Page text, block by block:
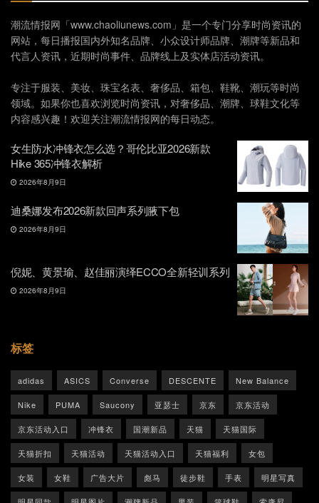
潮流情报网「www.chaoliunews.com」是一个专门分享时尚资讯的
网站，每日播报国内外知名品牌、小众设计师品牌、潮牌等新品和
代言人资讯，近期时尚事件、品牌线上及实体店活动资讯。
专注于服装、美妆、珠宝名表、奢侈品、箱包、鞋靴、潮玩等时尚
领域。如果你也喜欢浏览时尚资讯，对奢侈品、潮牌、球鞋文化等
内容感兴趣！欢迎关注潮流情报网的每日动态。
女生防水冲锋衣怎么选？哥伦比亚2026新款
Hike 365冲锋衣解析
2026年8月9日
迪桑娜发布2026新款回声系列腋下包
2026年8月9日
倪妮、黄景瑜、赵佳丽演绎ECCO全新轻训系列
2026年8月9日
标签
adidas ASICS Converse DESCENTE New Balance
Nike PUMA Saucony 亚瑟士 京东 京东活动
京东活动入口 冲锋衣 国潮新品 天猫 天猫国际
天猫折扣 天猫活动 天猫活动入口 天猫福利 女包
女装 女鞋 广告大片 彪马 徒步鞋 手表 明星写真